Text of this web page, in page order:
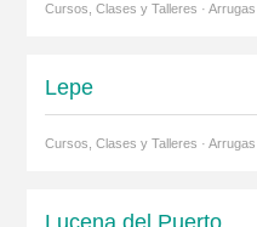
Cursos, Clases y Talleres · Arrugas
Lepe
Cursos, Clases y Talleres · Arrugas
Lucena del Puerto